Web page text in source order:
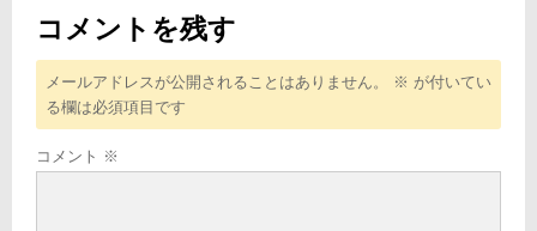
コメントを残す
メールアドレスが公開されることはありません。 ※ が付いてい
る欄は必須項目です
コメント ※